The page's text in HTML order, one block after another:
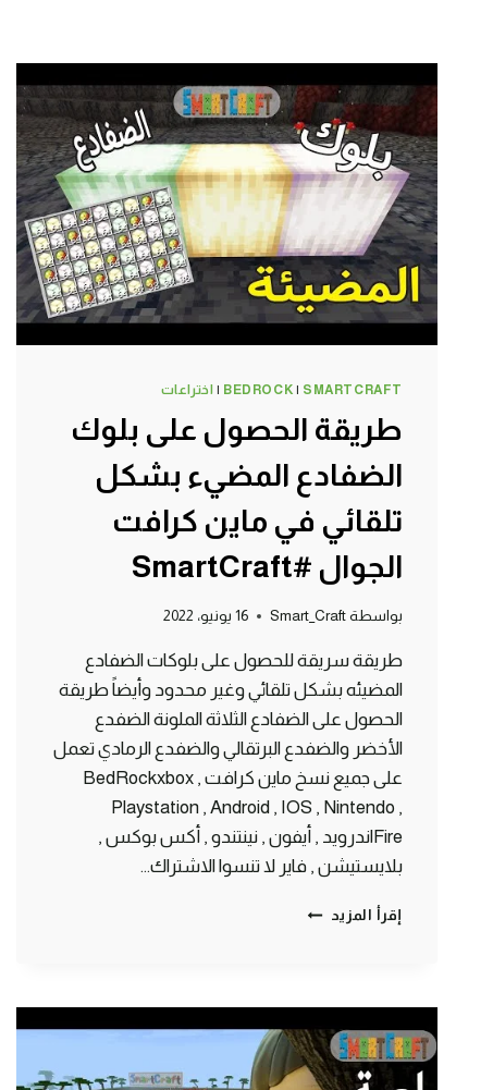
BEDROCK | SMARTCRAFT
| اختراعات
طريقة الحصول على بلوك
الضفادع المضيء بشكل
تلقائي في ماين كرافت
الجوال #SmartCraft
بواسطة Smart_Craft 16 يونيو، 2022
طريقة سريقة للحصول على بلوكات الضفادع
المضيئه بشكل تلقائي وغير محدود وأيضاً طريقة
الحصول على الضفادع الثلاثة الملونة الضفدع
الأخضر والضفدع البرتقالي والضفدع الرمادي تعمل
على جميع نسخ ماين كرافت BedRockxbox ,
Playstation , Android , IOS , Nintendo ,
Fireاندرويد , أيفون , نينتندو , أكس بوكس ,
بلايستيشن , فاير لا تنسوا الاشتراك…
إقرأ المزيد طريقة
بشكل
تلقائي